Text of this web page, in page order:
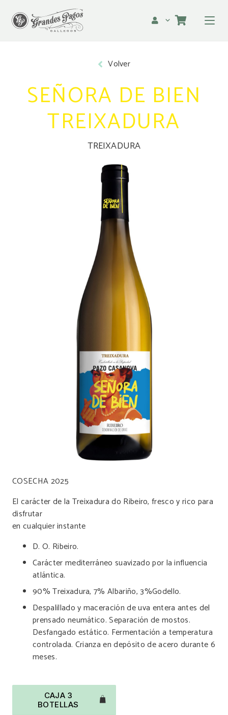
SEÑORA DE BIEN
TREIXADURA
TREIXADURA
Volver
COSECHA 2025
El carácter de la Treixadura do Ribeiro, fresco y rico para
disfrutar
en cualquier instante
D. O. Ribeiro.
Carácter mediterráneo suavizado por la influencia
atlántica.
90% Treixadura, 7% Albariño, 3%Godello.
Despalillado y maceración de uva entera antes del
prensado neumático. Separación de mostos.
Desfangado estático. Fermentación a temperatura
controlada. Crianza en depósito de acero durante 6
meses.
CAJA 3
BOTELLAS